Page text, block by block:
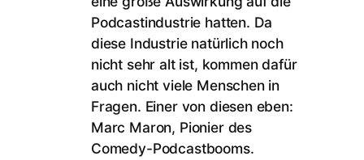
Podcastindustrie hatten. Da
diese Industrie natürlich noch
nicht sehr alt ist, kommen dafür
auch nicht viele Menschen in
Fragen. Einer von diesen eben:
Marc Maron, Pionier des
Comedy-Podcastbooms.